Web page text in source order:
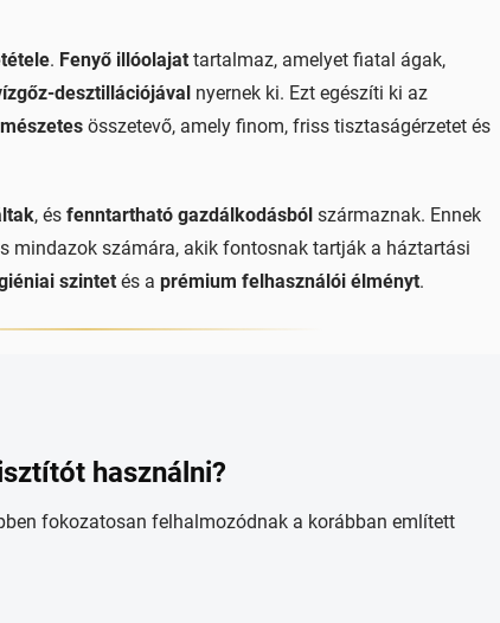
. Fenyő illóolajat tartalmaz, amelyet fiatal ágak,
desztillációjával nyernek ki. Ezt egészíti ki az
összetevő, amely finom, friss tisztaságérzetet és
, ésfenntartható gazdálkodásból származnak. Ennek
mindazok számára, akik fontosnak tartják a háztartási
szintet és aprémium felhasználói élményt.
használni?
fokozatosan felhalmozódnak a korábban említett